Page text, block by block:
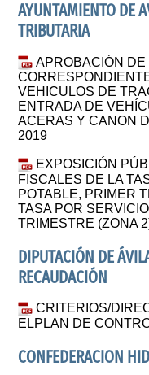
AYUNTAMIENTO DE
TRIBUTARIA
APROBACIÓN
VEHICULOS DE
ENTRADA DE
ACERAS Y CANON
2019
EXPOSICIÓN
FISCALES DE LA
POTABLE, PRIMER
TASA POR
TRIMESTRE (ZONA
DIPUTACIÓN DE
RECAUDACIÓN
CRITERIOS/
ELPLAN DE
CONFEDERACION